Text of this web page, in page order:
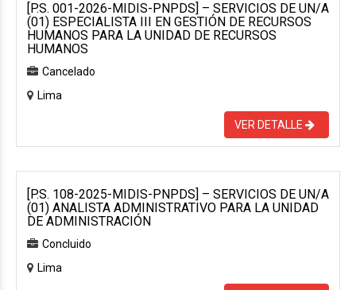
[P.S. 001-2026-MIDIS-PNPDS] – SERVICIOS DE UN/A
(01) ESPECIALISTA III EN GESTIÓN DE RECURSOS
HUMANOS PARA LA UNIDAD DE RECURSOS
HUMANOS
Cancelado
Lima
VER DETALLE
[P.S. 108-2025-MIDIS-PNPDS] – SERVICIOS DE UN/A
(01) ANALISTA ADMINISTRATIVO PARA LA UNIDAD
DE ADMINISTRACIÓN
Concluido
Lima